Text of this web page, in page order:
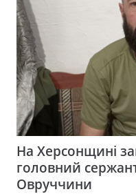
На Херсонщині
головний
Овруччини